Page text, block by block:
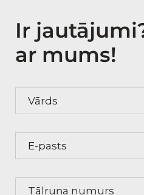
Ir
ar mums!